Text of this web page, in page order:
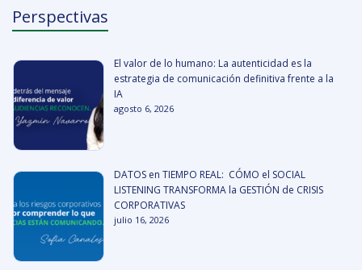
Perspectivas
El valor de lo humano: La autenticidad es la
estrategia de comunicación definitiva frente a la
IA
agosto 6, 2026
DATOS en TIEMPO REAL: CÓMO el SOCIAL
LISTENING TRANSFORMA la GESTIÓN de CRISIS
CORPORATIVAS
julio 16, 2026